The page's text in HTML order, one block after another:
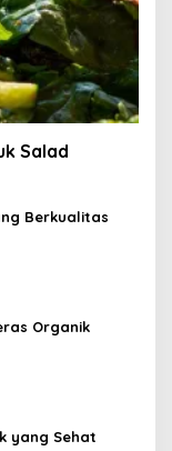
Salad
Berkualitas
Organik
yang Sehat